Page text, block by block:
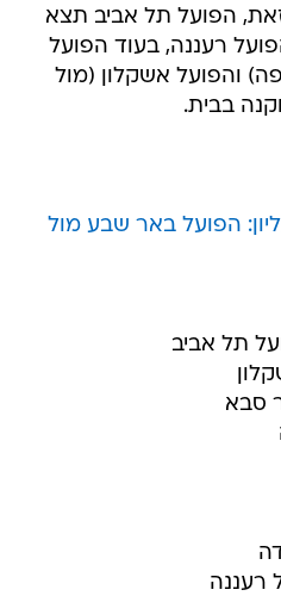
הפועל תל אביב תצא
רעננה, בעוד הפועל
והפועל אשקלון (מול
בבית.
הפועל באר שבע מול
תל אביב
סבא
רעננה